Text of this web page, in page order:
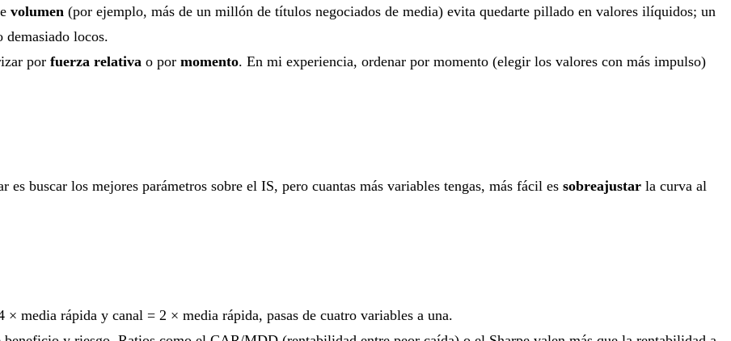
volumen (por ejemplo, más de un millón de títulos negociados de media) evita quedarte pillado en valores ilíquidos; un
locos.
por fuerza relativa o por momento. En mi experiencia, ordenar por momento (elegir los valores con más impulso)
buscar los mejores parámetros sobre el IS, pero cuantas más variables tengas, más fácil es sobreajustar la curva al
media rápida y canal = 2 × media rápida, pasas de cuatro variables a una.